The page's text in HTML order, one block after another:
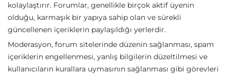
kolaylaştırır. Forumlar, genellikle birçok aktif üyenin
olduğu, karmaşık bir yapıya sahip olan ve sürekli
güncellenen içeriklerin paylaşıldığı yerlerdir.
Moderasyon, forum sitelerinde düzenin sağlanması, spam
içeriklerin engellenmesi, yanlış bilgilerin düzeltilmesi ve
kullanıcıların kurallara uymasının sağlanması gibi görevleri